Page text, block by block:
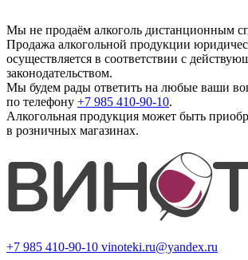
Мы не продаём алкоголь дистанционным
Продажа алкогольной продукции
осуществляется в соответствии с
законодательством.
Мы будем рады ответить на любые ваши
по телефону +7 985 410-90-10.
Алкогольная продукция может быть
в розничных магазинах.
+7 985 410-90-10 vinoteki.ru@yandex.ru